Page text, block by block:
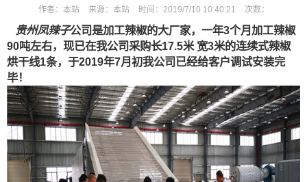
作者： 本站 来源： 本站 时间： 2019/7/10 10:40:21 次数：
贵州凤辣子公司是加工辣椒的大厂家，一年3个月加工辣椒
90吨左右，现已在我公司采购长17.5米 宽3米的连续式辣椒
烘干线1条，于2019年7月初我公司已经给客户调试安装完
毕！